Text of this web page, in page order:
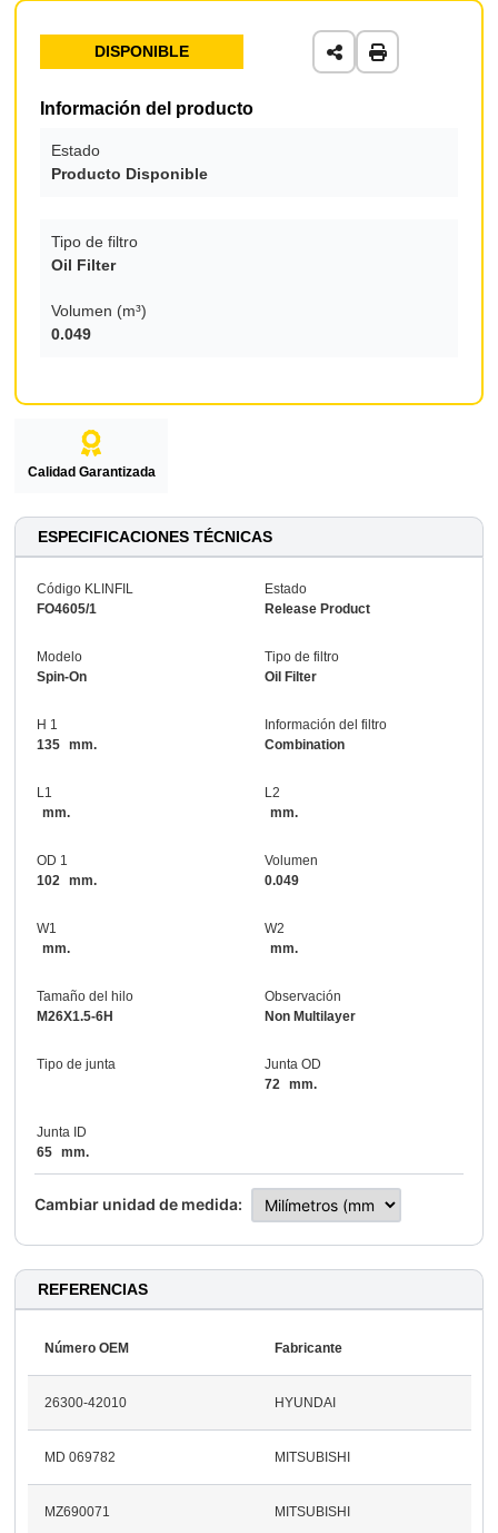
DISPONIBLE
Información del producto
Estado
Producto Disponible
Tipo de filtro
Oil Filter
Volumen (m³)
0.049
Calidad Garantizada
ESPECIFICACIONES TÉCNICAS
Código KLINFIL
FO4605/1
Estado
Release Product
Modelo
Spin-On
Tipo de filtro
Oil Filter
H 1
135 mm.
Información del filtro
Combination
L1
mm.
L2
mm.
OD 1
102
mm.
Volumen
0.049
W1
mm.
W2
mm.
Tamaño del hilo
M26X1.5-6H
Observación
Non Multilayer
Tipo de junta
Junta OD
72
mm.
Junta ID
65 mm.
Cambiar unidad de medida:
REFERENCIAS
Número OEM Fabricante
26300-42010 HYUNDAI
MD 069782 MITSUBISHI
MZ690071 MITSUBISHI